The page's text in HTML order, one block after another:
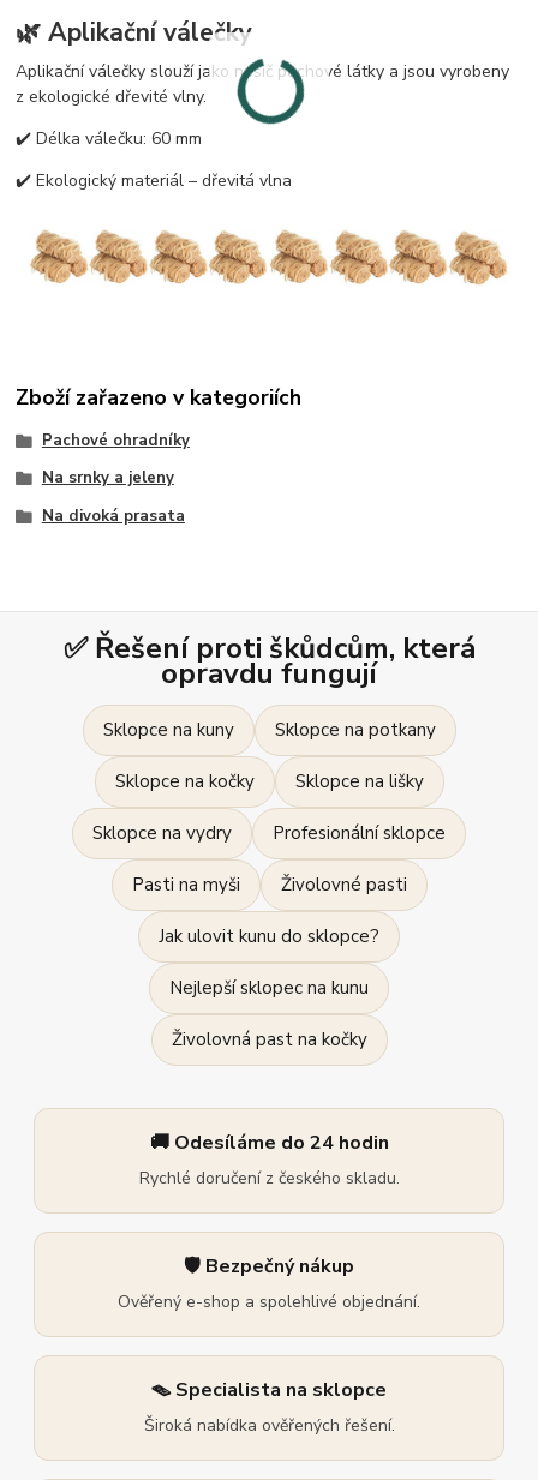
🌿 Aplikační válečky
Aplikační válečky slouží jako nosič pachové látky a jsou vyrobeny
z ekologické dřevité vlny.
✔️ Délka válečku: 60 mm
✔️ Ekologický materiál – dřevitá vlna
Zboží zařazeno v kategoriích
Pachové ohradníky
Na srnky a jeleny
Na divoká prasata
✅ Řešení proti škůdcům, která
opravdu fungují
Sklopce na kuny Sklopce na potkany
Sklopce na kočky Sklopce na lišky
Sklopce na vydry Profesionální sklopce
Pasti na myši Živolovné pasti
Jak ulovit kunu do sklopce?
Nejlepší sklopec na kunu
Živolovná past na kočky
🚚 Odesíláme do 24 hodin
Rychlé doručení z českého skladu.
🛡️ Bezpečný nákup
Ověřený e-shop a spolehlivé objednání.
🪤 Specialista na sklopce
Široká nabídka ověřených řešení.